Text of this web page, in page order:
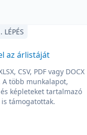
LÉPÉS
az árlistáját
CSV, PDF vagy DOCX
több munkalapot,
képleteket tartalmazó
támogatottak.